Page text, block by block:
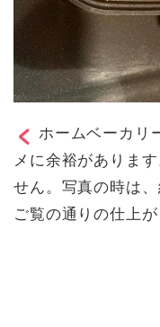
ホームベーカリ
メに余裕がありま
せん。写真の時は
ご覧の通りの仕上が